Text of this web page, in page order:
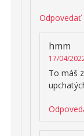
Odpovedať
hmm
17/04/
To máš